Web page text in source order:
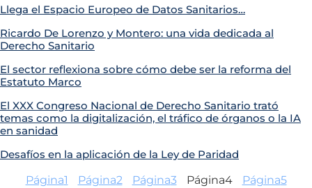
Llega el Espacio Europeo de Datos Sanitarios…
Ricardo De Lorenzo y Montero: una vida dedicada al
Derecho Sanitario
El sector reflexiona sobre cómo debe ser la reforma del
Estatuto Marco
El XXX Congreso Nacional de Derecho Sanitario trató
temas como la digitalización, el tráfico de órganos o la IA
en sanidad
Desafíos en la aplicación de la Ley de Paridad
Página1 Página2 Página3 Página4 Página5